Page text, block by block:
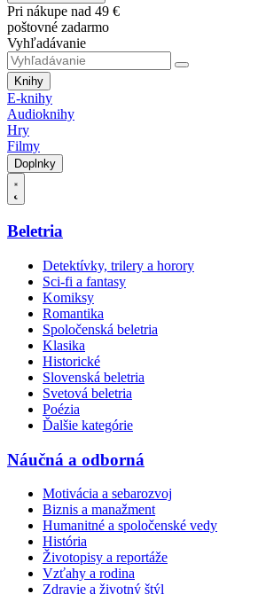
Pri nákupe nad 49 €
poštovné zadarmo
Vyhľadávanie
Knihy
E-knihy
Audioknihy
Hry
Filmy
Doplnky
Beletria
Detektívky, trilery a horory
Sci-fi a fantasy
Komiksy
Romantika
Spoločenská beletria
Klasika
Historické
Slovenská beletria
Svetová beletria
Poézia
Ďalšie kategórie
Náučná a odborná
Motivácia a sebarozvoj
Biznis a manažment
Humanitné a spoločenské vedy
História
Životopisy a reportáže
Vzťahy a rodina
Zdravie a životný štýl